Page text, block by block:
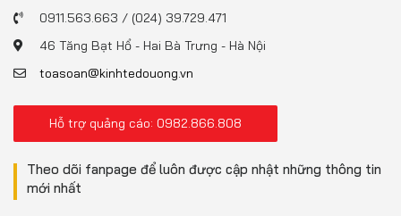
0911.563.663 / (024) 39.729.471
46 Tăng Bạt Hổ - Hai Bà Trưng - Hà Nội
toasoan@kinhtedouong.vn
Hỗ trợ quảng cáo: 0982.866.808
Theo dõi fanpage để luôn được cập nhật những thông tin
mới nhất